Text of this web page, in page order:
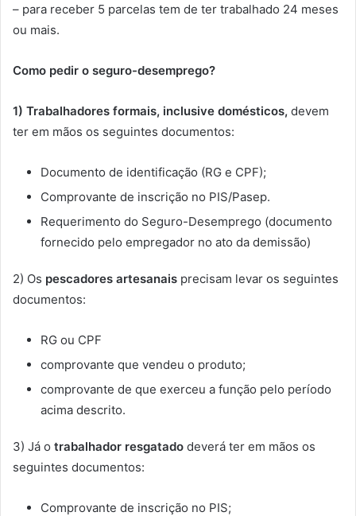
– para receber 5 parcelas tem de ter trabalhado 24 meses
ou mais.
Como pedir o seguro-desemprego?
1) Trabalhadores formais, inclusive domésticos, devem
ter em mãos os seguintes documentos:
Documento de identificação (RG e CPF);
Comprovante de inscrição no PIS/Pasep.
Requerimento do Seguro-Desemprego (documento
fornecido pelo empregador no ato da demissão)
2) Os pescadores artesanais precisam levar os seguintes
documentos:
RG ou CPF
comprovante que vendeu o produto;
comprovante de que exerceu a função pelo período
acima descrito.
3) Já o trabalhador resgatado deverá ter em mãos os
seguintes documentos:
Comprovante de inscrição no PIS;